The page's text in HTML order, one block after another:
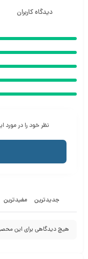
دیدگاه کاربران
جدیدترین مفیدترین
هیچ دیدگاهی برای این
نظر خود را در